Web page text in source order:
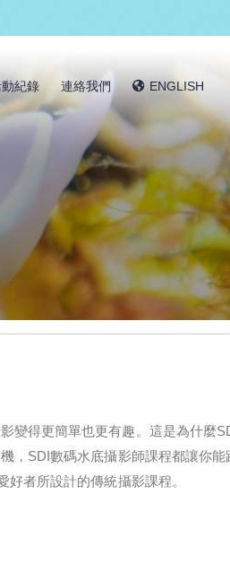
紀錄 連絡我們 ENGLISH
變得更簡單也更有趣。這是為什麼
，SDI數碼水底攝影師課程都讓你能
者所設計的傳統攝影課程。